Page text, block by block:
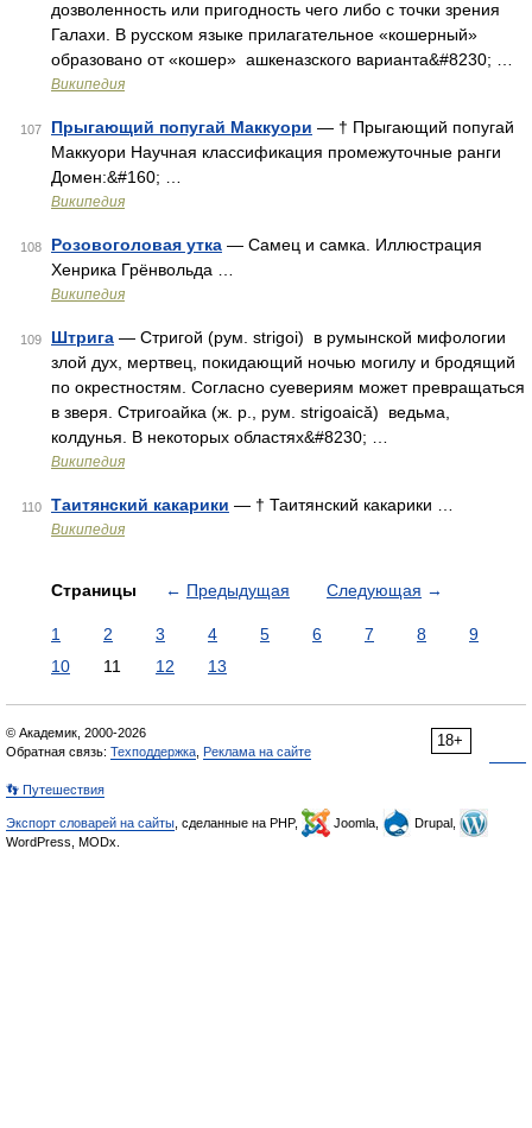
дозволенность или пригодность чего либо с точки зрения
Галахи. В русском языке прилагательное «кошерный»
образовано от «кошер» ашкеназского варианта&#8230; …
Википедия
107 Прыгающий попугай Маккуори — † Прыгающий попугай
Маккуори Научная классификация промежуточные ранги
Домен:&#160; …
Википедия
108 Розовоголовая утка — Самец и самка. Иллюстрация
Хенрика Грёнвольда …
Википедия
109 Штрига — Стригой (рум. strigoi) в румынской мифологии
злой дух, мертвец, покидающий ночью могилу и бродящий
по окрестностям. Согласно суевериям может превращаться
в зверя. Стригоайка (ж. р., рум. strigoaică) ведьма,
колдунья. В некоторых областях&#8230; …
Википедия
110 Таитянский какарики — † Таитянский какарики …
Википедия
Страницы ← Предыдущая Следующая →
1 2 3 4 5 6 7 8
9
10
11 12 13
18+
© Академик, 2000-2026
Обратная связь: Техподдержка Реклама на сайте
👣 Путешествия
Экспорт словарей на сайты , сделанные на PHP, Joomla,
Drupal,
WordPress, MODx.